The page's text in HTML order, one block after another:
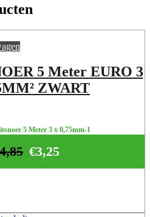
5 Meter EURO 3
ZWART
5 Meter 3 x 0,75mm-1
€3,25
4,85